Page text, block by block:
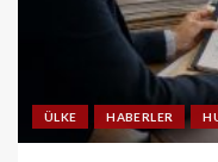
ÜLKE HABERLER